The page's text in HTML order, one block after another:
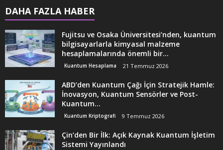
DAHA FAZLA HABER
Fujitsu ve Osaka Üniversitesi’nden, kuantum
bilgisayarlarla kimyasal malzeme
hesaplamalarında önemli bir...
Kuantum Hesaplama 21 Temmuz 2026
ABD’den Kuantum Çağı İçin Stratejik Hamle:
İnovasyon, Kuantum Sensörler ve Post-
Kuantum...
Kuantum Kriptografi 9 Temmuz 2026
Çin’den Bir İlk: Açık Kaynak Kuantum İşletim
Sistemi Yayınlandı